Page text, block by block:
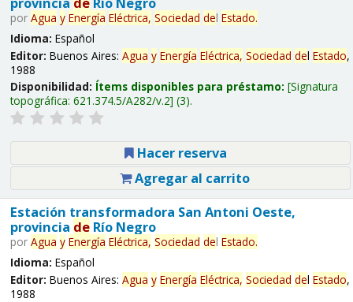
por Agua y Energía Eléctrica, Sociedad del Estado.
Idioma: Español
Editor: Buenos Aires: Agua y Energía Eléctrica, Sociedad del Estado,
1988
Disponibilidad: Ítems disponibles para préstamo: Signatura
topográfica: 621.374.5/A282/v.2 (3).
Hacer reserva
Agregar al carrito
Estación transformadora San Antoni Oeste,
provincia deRío Negro
por Agua y Energía Eléctrica, Sociedad del Estado.
Idioma: Español
Editor: Buenos Aires: Agua y Energía Eléctrica, Sociedad del Estado,
1988